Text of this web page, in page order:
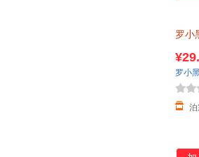
中国
100
界，
人邢
罗小
罗小